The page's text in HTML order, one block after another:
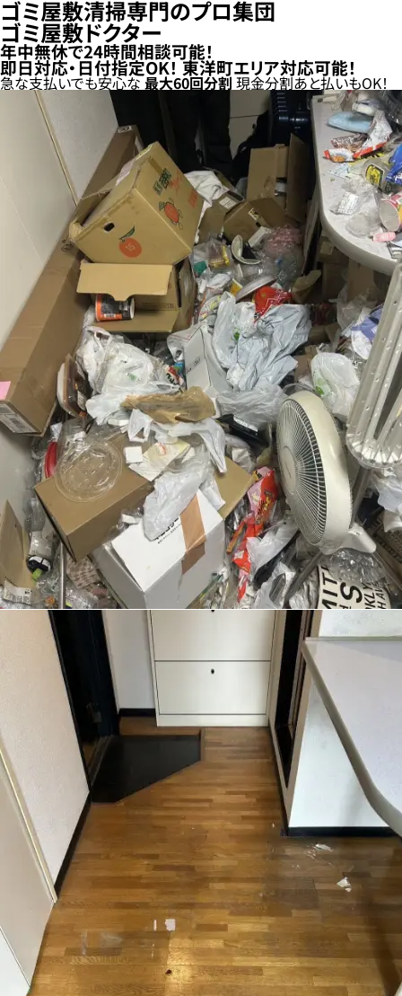
ゴミ屋敷清掃専門のプロ集団
ゴミ屋敷ドクター
年中無休で24時間相談可能！
即日対応・日付指定OK！ 東洋町エリア対応可能！
急な支払いでも安心な最大60回分割 現金分割あと払いもOK！